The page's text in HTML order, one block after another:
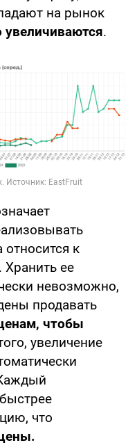
на рынок
увеличиваются.
к
ее
невозможно,
продавать
чтобы
увеличение
что